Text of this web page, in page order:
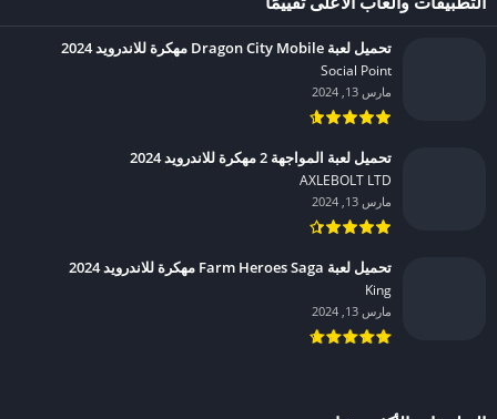
تحميل لعبة Dragon City Mobile مهكرة للاندرويد 2024
Social Point‏
مارس 13, 2024
تحميل لعبة المواجهة 2 مهكرة للاندرويد 2024
AXLEBOLT LTD‏
مارس 13, 2024
تحميل لعبة Farm Heroes Saga مهكرة للاندرويد 2024
King‏
مارس 13, 2024